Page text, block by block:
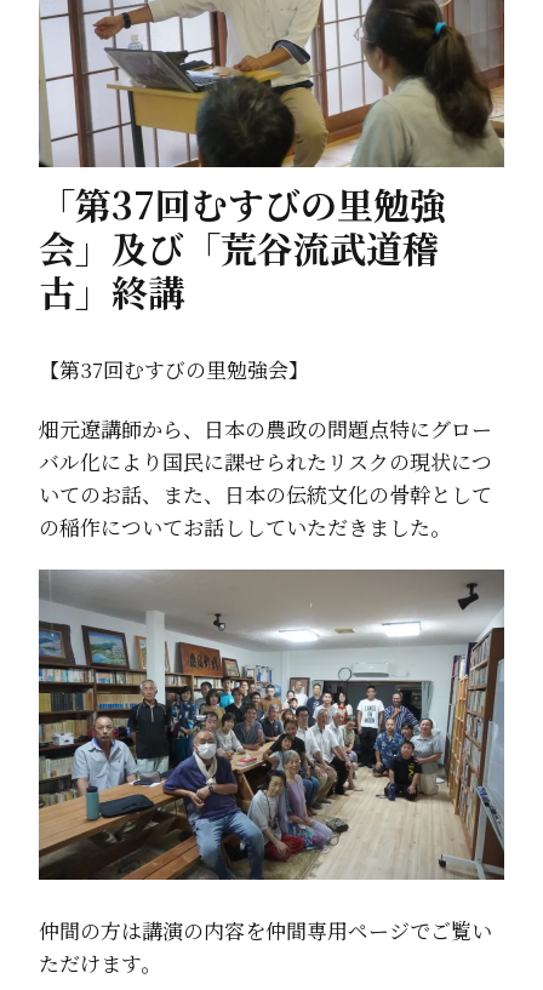
「第37回むすびの里勉強
会」及び「荒谷流武道稽
古」終講
【第37回むすびの里勉強会】
畑元遼講師から、日本の農政の問題点特にグロー
バル化により国民に課せられたリスクの現状につ
いてのお話、また、日本の伝統文化の骨幹として
の稲作についてお話ししていただきました。
仲間の方は講演の内容を仲間専用ページでご覧い
ただけます。